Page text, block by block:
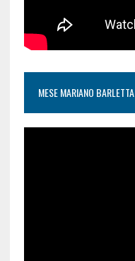
MESE MARIANO BARLETTA